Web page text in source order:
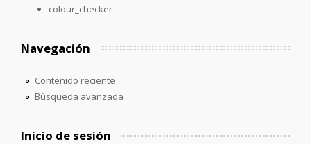
colour_checker
Navegación
Contenido reciente
Búsqueda avanzada
Inicio de sesión